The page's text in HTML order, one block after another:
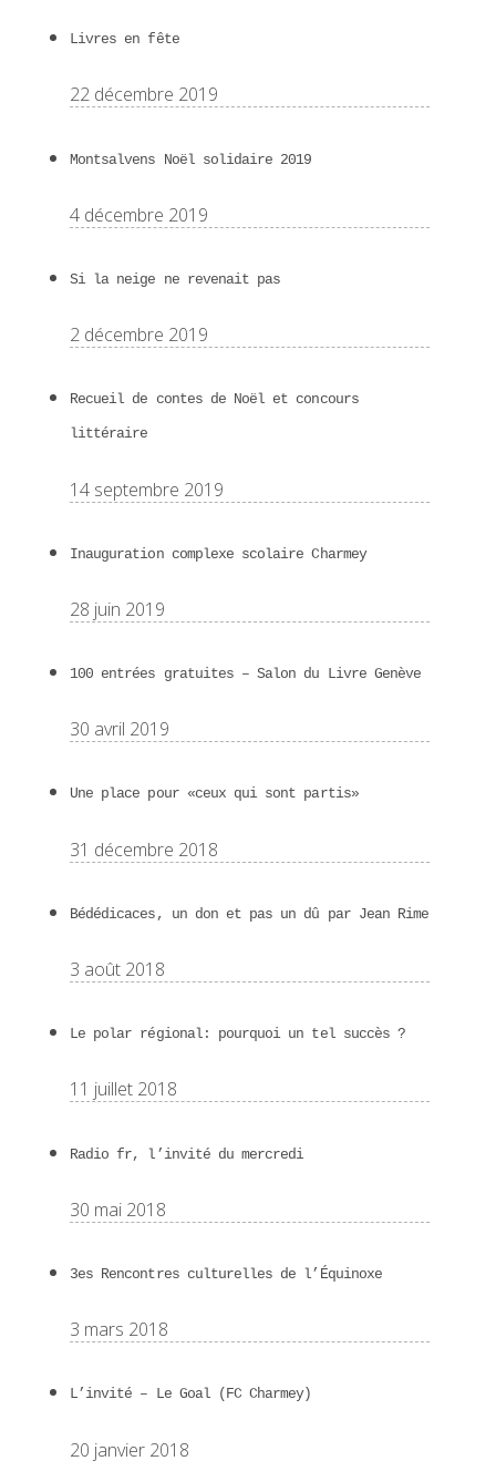
Livres en fête
22 décembre 2019
Montsalvens Noël solidaire 2019
4 décembre 2019
Si la neige ne revenait pas
2 décembre 2019
Recueil de contes de Noël et concours
littéraire
14 septembre 2019
Inauguration complexe scolaire Charmey
28 juin 2019
100 entrées gratuites – Salon du Livre Genève
30 avril 2019
Une place pour «ceux qui sont partis»
31 décembre 2018
Bédédicaces, un don et pas un dû par Jean Rime
3 août 2018
Le polar régional: pourquoi un tel succès ?
11 juillet 2018
Radio fr, l’invité du mercredi
30 mai 2018
3es Rencontres culturelles de l’Équinoxe
3 mars 2018
L’invité – Le Goal (FC Charmey)
20 janvier 2018